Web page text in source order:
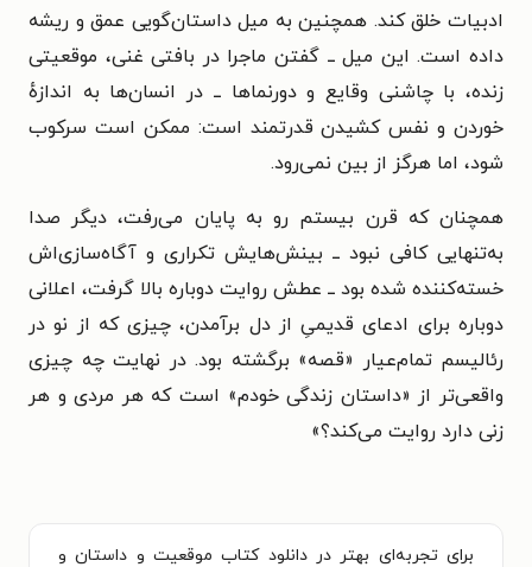
ادبیات خلق کند. همچنین به میل داستان‌گویی عمق و ریشه
داده است. این میل ــ گفتن ماجرا در بافتی غنی، موقعیتی
زنده، با چاشنی وقایع و دورنماها ــ در انسان‌ها به اندازهٔ
خوردن و نفس کشیدن قدرتمند است: ممکن است سرکوب
شود، اما هرگز از بین نمی‌رود.
همچنان که قرن بیستم رو به پایان می‌رفت، دیگر صدا
به‌تنهایی کافی نبود ــ بینش‌هایش تکراری و آگاه‌سازی‌اش
خسته‌کننده شده بود ــ عطش روایت دوباره بالا گرفت، اعلانی
دوباره برای ادعای قدیمیِ از دل برآمدن، چیزی که از نو در
رئالیسم تمام‌عیار «قصه» برگشته بود. در نهایت چه چیزی
واقعی‌تر از «داستان زندگی خودم» است که هر مردی و هر
زنی دارد روایت می‌کند؟»
برای تجربه‌ای بهتر در دانلود کتاب موقعیت و داستان و